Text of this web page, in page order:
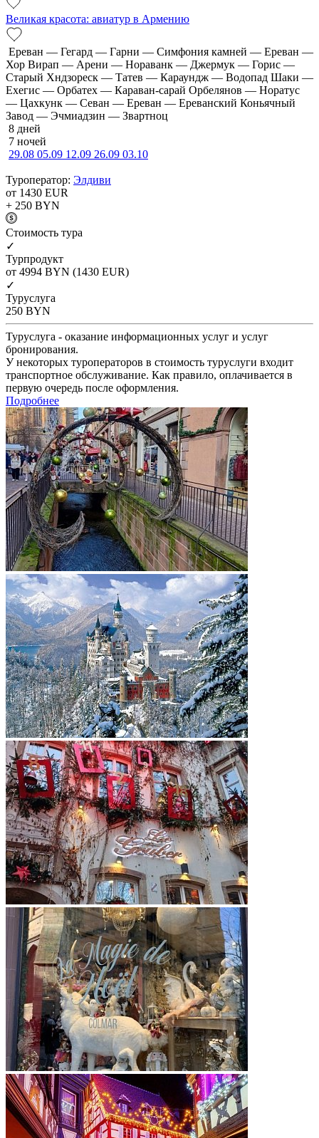
Великая красота: авиатур в Армению
Ереван — Гегард — Гарни — Симфония камней — Ереван —
Хор Вирап — Арени — Нораванк — Джермук — Горис —
Старый Хндзореск — Татев — Караундж — Водопад Шаки —
Ехегис — Орбатех — Караван-сарай Орбелянов — Норатус
— Цахкунк — Севан — Ереван — Ереванский Коньячный
Завод — Эчмиадзин — Звартноц
8 дней
7 ночей
29.08 05.09 12.09 26.09 03.10
Туроператор: Элдиви
от 1430 EUR
+ 250 BYN
Cтоимость тура
✓
Турпродукт
от 4994 BYN (1430 EUR)
✓
Туруслуга
250 BYN
Туруслуга - оказание информационных услуг и услуг
бронирования.
У некоторых туроператоров в стоимость туруслуги входит
транспортное обслуживание. Как правило, оплачивается в
первую очередь после оформления.
Подробнее